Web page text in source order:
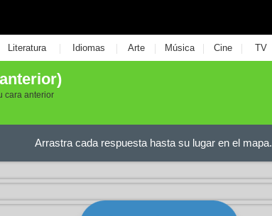
Literatura | Idiomas | Arte | Música | Cine | TV
cara anterior
Arrastra cada respuesta hasta su lugar en el mapa.